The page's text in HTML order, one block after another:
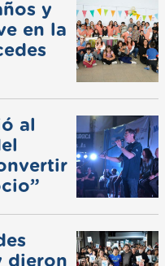
y
en la
al
dieron